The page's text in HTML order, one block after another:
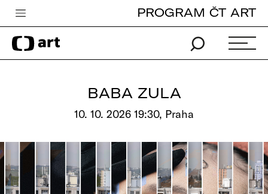
Česká televize
Zpravodajství
Pro děti
edu
PROGRAM ČT ART
BABA ZULA
10. 10. 2026 19:30, Praha